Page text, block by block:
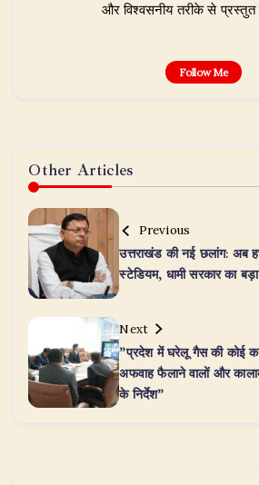
और विश्वसनीय तरीके से प्रस्तुत
Follow Me
Other Articles
Previous
उत्तराखंड की नई छलांग: अब
स्टेडियम, धामी सरकार का
Next
​”प्रदेश में घरेलू गैस की कोई
अफवाह फैलाने वालों और
के निर्देश”